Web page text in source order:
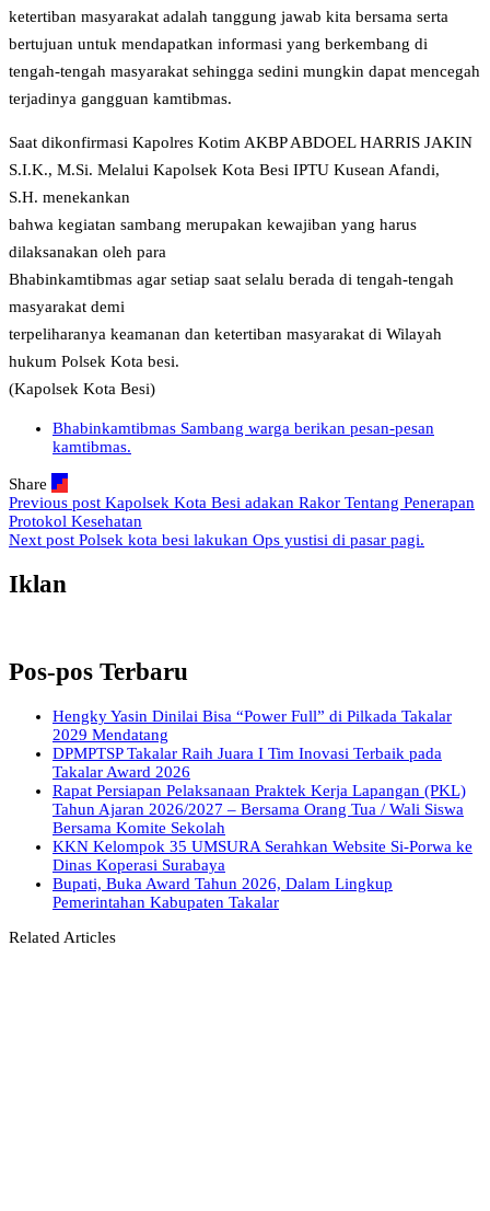
ketertiban masyarakat adalah tanggung jawab kita bersama serta
bertujuan untuk mendapatkan informasi yang berkembang di
tengah-tengah masyarakat sehingga sedini mungkin dapat mencegah
terjadinya gangguan kamtibmas.
Saat dikonfirmasi Kapolres Kotim AKBP ABDOEL HARRIS JAKIN
S.I.K., M.Si. Melalui Kapolsek Kota Besi IPTU Kusean Afandi,
S.H. menekankan
bahwa kegiatan sambang merupakan kewajiban yang harus
dilaksanakan oleh para
Bhabinkamtibmas agar setiap saat selalu berada di tengah-tengah
masyarakat demi
terpeliharanya keamanan dan ketertiban masyarakat di Wilayah
hukum Polsek Kota besi.
(Kapolsek Kota Besi)
Bhabinkamtibmas Sambang warga berikan pesan-pesan
kamtibmas.
Share
Previous post Kapolsek Kota Besi adakan Rakor Tentang Penerapan
Protokol Kesehatan
Next post Polsek kota besi lakukan Ops yustisi di pasar pagi.
Iklan
Pos-pos Terbaru
Hengky Yasin Dinilai Bisa “Power Full” di Pilkada Takalar
2029 Mendatang
DPMPTSP Takalar Raih Juara I Tim Inovasi Terbaik pada
Takalar Award 2026
Rapat Persiapan Pelaksanaan Praktek Kerja Lapangan (PKL)
Tahun Ajaran 2026/2027 – Bersama Orang Tua / Wali Siswa
Bersama Komite Sekolah
KKN Kelompok 35 UMSURA Serahkan Website Si-Porwa ke
Dinas Koperasi Surabaya
Bupati, Buka Award Tahun 2026, Dalam Lingkup
Pemerintahan Kabupaten Takalar
Related Articles